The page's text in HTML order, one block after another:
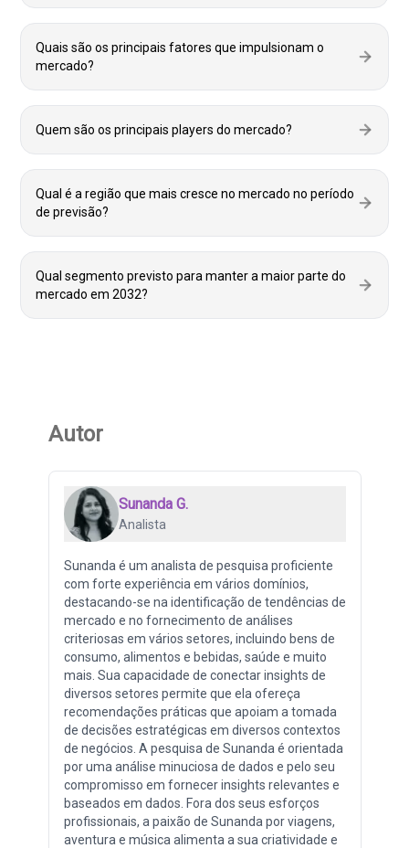
Quais são os principais fatores que impulsionam o
mercado?
Quem são os principais players do mercado?
Qual é a região que mais cresce no mercado no período
de previsão?
Qual segmento previsto para manter a maior parte do
mercado em 2032?
Autor
Sunanda G.
Analista
Sunanda é um analista de pesquisa proficiente
com forte experiência em vários domínios,
destacando-se na identificação de tendências de
mercado e no fornecimento de análises
criteriosas em vários setores, incluindo bens de
consumo, alimentos e bebidas, saúde e muito
mais. Sua capacidade de conectar insights de
diversos setores permite que ela ofereça
recomendações práticas que apoiam a tomada
de decisões estratégicas em diversos contextos
de negócios. A pesquisa de Sunanda é orientada
por uma análise minuciosa de dados e pelo seu
compromisso em fornecer insights relevantes e
baseados em dados. Fora dos seus esforços
profissionais, a paixão de Sunanda por viagens,
aventura e música alimenta a sua criatividade e